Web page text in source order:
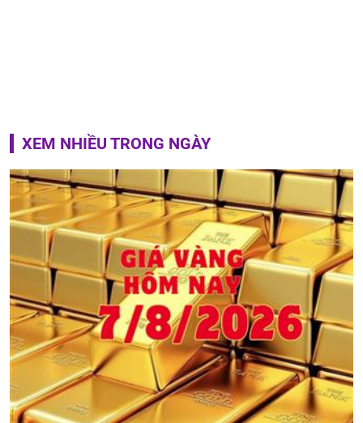
XEM NHIỀU TRONG NGÀY